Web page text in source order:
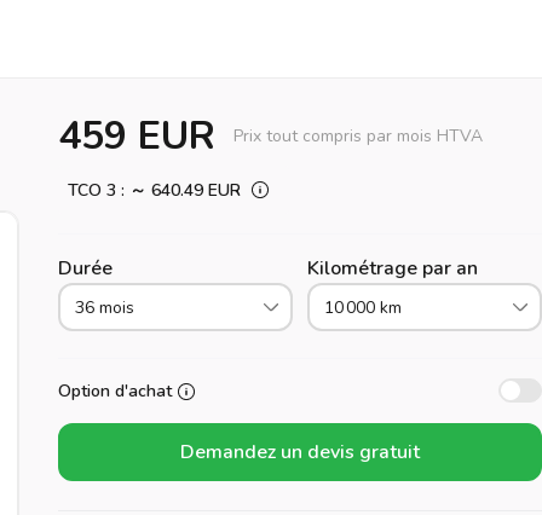
459 EUR Prix tout compris par mois HTVA
TCO 3 : ～ 640.49 EUR
Durée
36 mois
Kilométrage par an
10 000 km
Option d'achat
Demandez un devis gratuit